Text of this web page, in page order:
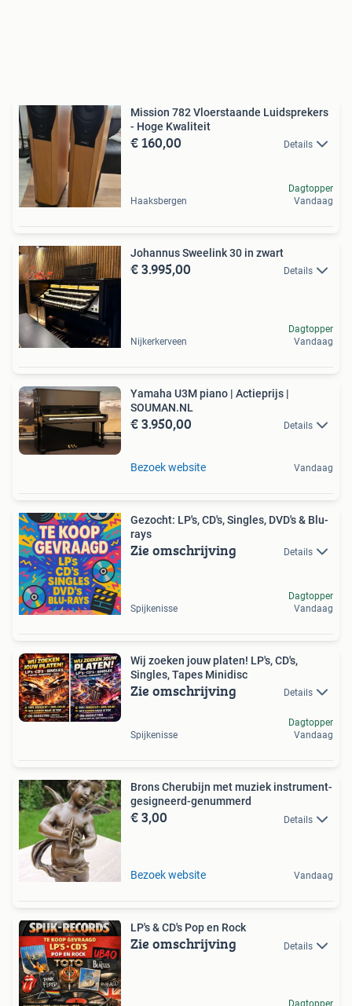
Mission 782 Vloerstaande Luidsprekers
- Hoge Kwaliteit
€ 160,00 Details
Haaksbergen
Dagtopper
Vandaag
Johannus Sweelink 30 in zwart
€ 3.995,00 Details
Nijkerkerveen
Dagtopper
Vandaag
Yamaha U3M piano | Actieprijs |
SOUMAN.NL
€ 3.950,00 Details
Bezoek website Vandaag
Gezocht: LP's, CD's, Singles, DVD's & Blu-
rays
Zie omschrijving Details
Spijkenisse
Dagtopper
Vandaag
Wij zoeken jouw platen! LP's, CD's,
Singles, Tapes Minidisc
Zie omschrijving Details
Spijkenisse
Dagtopper
Vandaag
Brons Cherubijn met muziek instrument-
gesigneerd-genummerd
€ 3,00 Details
Bezoek website Vandaag
LP's & CD's Pop en Rock
Zie omschrijving Details